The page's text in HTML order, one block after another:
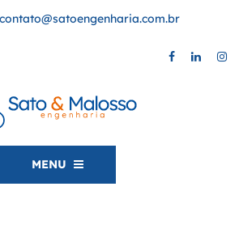
contato@satoengenharia.com.br
MENU